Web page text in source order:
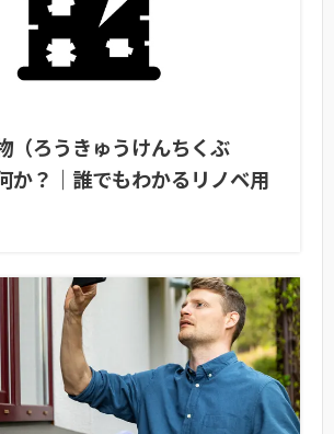
（ろうきゅうけんちくぶ
か？｜誰でもわかるリノベ用